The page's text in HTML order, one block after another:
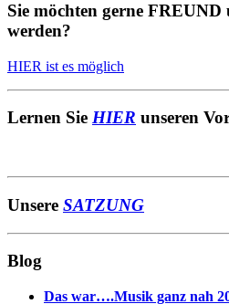
Sie möchten gerne
werden?
HIER ist es möglich
Lernen Sie HIER unseren
Unsere SATZUNG
Blog
Das war….Musik ganz nah